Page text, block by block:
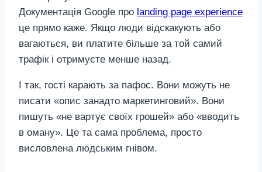
Документація Google про landing page experience
це прямо каже. Якщо люди відскакують або
вагаються, ви платите більше за той самий
трафік і отримуєте менше назад.
І так, гості карають за пафос. Вони можуть не
писати «опис занадто маркетинговий». Вони
пишуть «не вартує своїх грошей» або «вводить
в оману». Це та сама проблема, просто
висловлена людським гнівом.